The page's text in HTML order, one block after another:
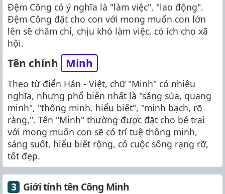
Đệm Công có ý nghĩa là "làm việc", "lao động".
Đệm Công đặt cho con với mong muốn con lớn
lên sẽ chăm chỉ, chịu khó làm việc, có ích cho xã
hội.
Tên chính Minh
Theo từ điển Hán - Việt, chữ "Minh" có nhiều
nghĩa, nhưng phổ biến nhất là "sáng sủa, quang
minh", "thông minh. hiểu biết", "minh bạch, rõ
ràng,". Tên "Minh" thường được đặt cho bé trai
với mong muốn con sẽ có trí tuệ thông minh,
sáng suốt, hiểu biết rộng, có cuộc sống rạng rỡ,
tốt đẹp.
Giới tính tên Công Minh